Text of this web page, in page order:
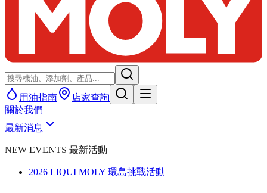
用油指南
店家查詢
關於我們
最新消息
NEW EVENTS 最新活動
2026 LIQUI MOLY 環島挑戰活動